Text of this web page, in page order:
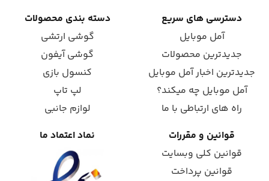
دسترسی های سریع
آمل موبایل
جدیدترین محصولات
جدیدترین اخبار آمل موبایل
آمل موبایل چه میکند؟
راه های ارتباطی با ما
دسته بندی محصولات
گوشی ارتشی
گوشی آیفون
کنسول بازی
لپ تاپ
لوازم جانبی
قوانین و مقررات
قوانین کلی وبسایت
قوانین پرداخت
نماد اعتماد ما